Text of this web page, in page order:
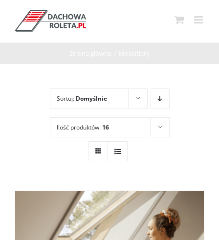
zawartości
Sortuj: Domyślnie
Ilość produktów: 16